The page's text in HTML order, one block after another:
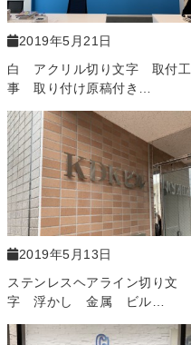
2019年5月21日
白 アクリル切り文字 取付工
事 取り付け原稿付き…
2019年5月13日
ステンレスヘアライン切り文
字 浮かし 金属 ビル…